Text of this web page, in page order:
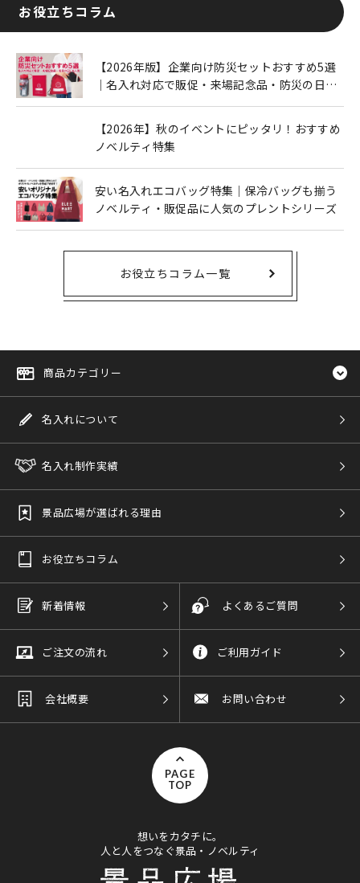
お役立ちコラム
【2026年版】企業向け防災セットおすすめ5選
｜名入れ対応で販促・来場記念品・防災の日に
【2026年】秋のイベントにピッタリ！おすすめ
ノベルティ特集
安い名入れエコバッグ特集｜保冷バッグも揃う
ノベルティ・販促品に人気のプレントシリーズ
お役立ちコラム一覧
商品カテゴリー
名入れについて
名入れ制作実績
景品広場が選ばれる理由
お役立ちコラム
新着情報 よくあるご質問
ご注文の流れ ご利用ガイド
会社概要 お問い合わせ
PAGE
TOP
想いをカタチに。
人と人をつなぐ景品・ノベルティ